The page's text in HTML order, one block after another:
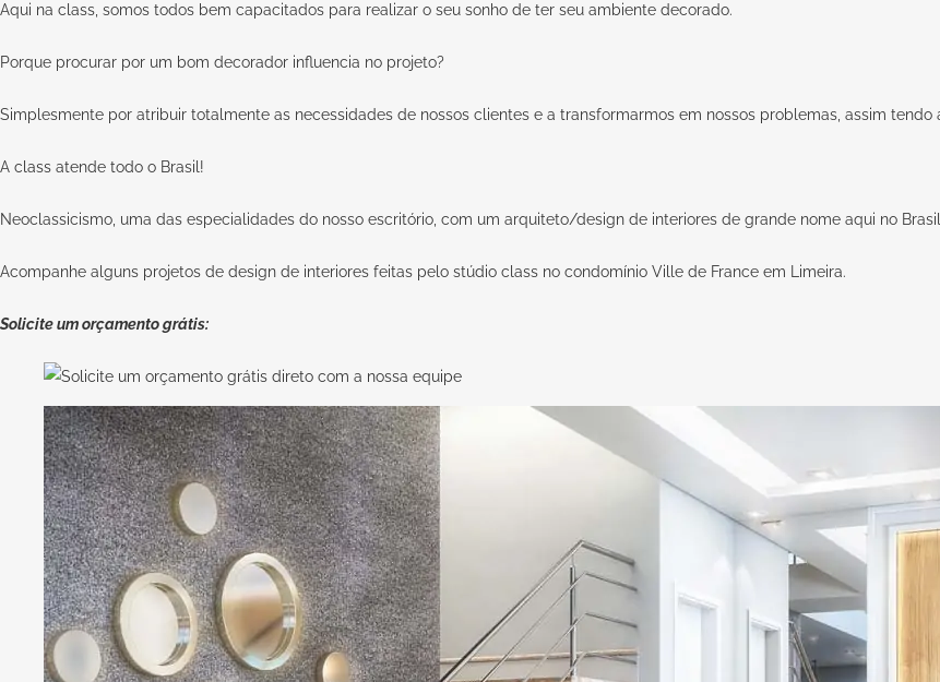
Aqui na class , somos todos bem capacitados para realizar o seu sonho de ter seu ambiente decorado.
Porque procurar por um bom decorador influencia no projeto?
Simplesmente por atribuir totalmente as necessidades de nossos clientes e a transformarmos em nossos problemas, assim
A class atende todo o Brasil!
Neoclassicismo, uma das especialidades do nosso escritório, com um arquiteto/design de interiores de grande nome aqui no Brasil,
Acompanhe alguns projetos de design de interiores feitas pelo stúdio class no condomínio Ville de France em Limeira.
Solicite um orçamento grátis: